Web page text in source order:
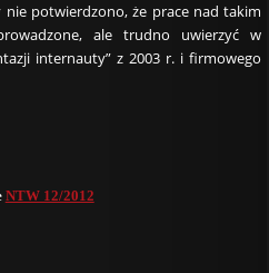
nie potwierdzono, że prace nad takim
ale trudno uwierzyć w
internauty” z 2003 r. i firmowego
NTW 12/2012